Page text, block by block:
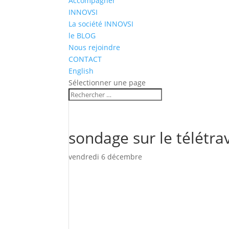
INNOVSI
La société INNOVSI
le BLOG
Nous rejoindre
CONTACT
English
Sélectionner une page
sondage sur le
vendredi 6 décembre